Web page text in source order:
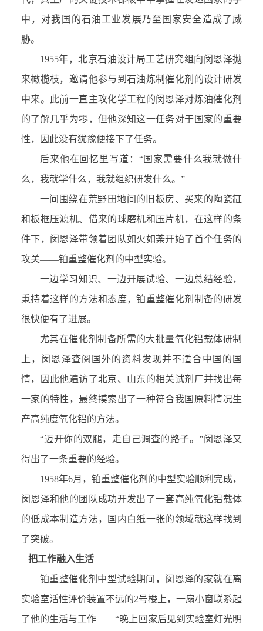
中，对我国的石油工业发展乃至国家安全造成了威
胁。
1955年，北京石油设计局工艺研究组向闵恩泽抛
来橄榄枝，邀请他参与到石油炼制催化剂的设计研发
中来。此前一直主攻化学工程的闵恩泽对炼油催化剂
的了解几乎为零，但他深知这一任务对于国家的重要
性，因此没有犹豫便接下了任务。
后来他在回忆里写道：“国家需要什么我就做什
么，我就学什么，我就组织研发什么。”
一间围绕在荒野田地间的旧板房、买来的陶瓷缸
和板框压滤机、借来的球磨机和压片机，在这样的条
件下，闵恩泽带领着团队如火如荼开始了首个任务的
攻关——铂重整催化剂的中型实验。
一边学习知识、一边开展试验、一边总结经验，
秉持着这样的方法和态度，铂重整催化剂制备的研发
很快便有了进展。
尤其在催化剂制备所需的大批量氧化铝载体研制
上，闵恩泽查阅国外的资料发现并不适合中国的国
情，因此他遍访了北京、山东的相关试剂厂并找出每
一家的特性，最终摸索出了一种符合我国原料情况生
产高纯度氧化铝的方法。
“迈开你的双腿，走自己调查的路子。”闵恩泽又
得出了一条重要的经验。
1958年6月，铂重整催化剂的中型实验顺利完成，
闵恩泽和他的团队成功开发出了一套高纯氧化铝载体
的低成本制造方法，国内白纸一张的领域就这样找到
了突破。
把工作融入生活
铂重整催化剂中型试验期间，闵恩泽的家就在离
实验室活性评价装置不远的2号楼上，一扇小窗联系起
了他的生活与工作——“晚上回家后见到实验室灯光明